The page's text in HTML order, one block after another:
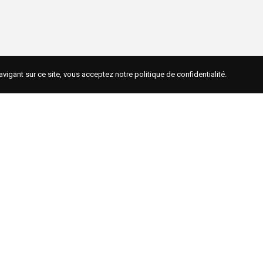
sur ce site, vous acceptez notre politique de confidentialité.